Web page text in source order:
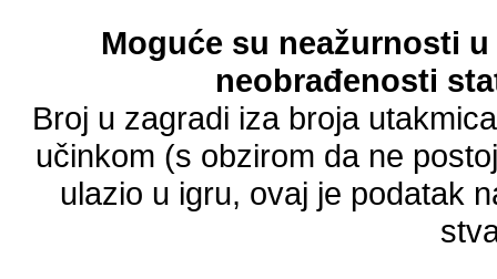
Moguće su neažurnosti
neobrađenosti
Broj u zagradi iza broja
učinkom (s obzirom da ne
ulazio u igru, ovaj je podatak